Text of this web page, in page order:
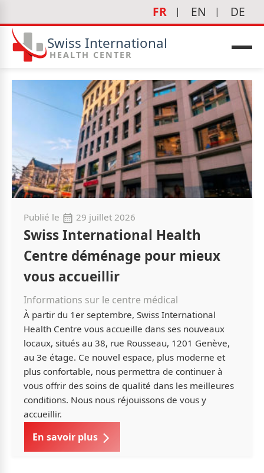
FR EN DE
Swiss International
HEALTH CENTER
Publié le 29 juillet 2026
Swiss International Health
Centre déménage pour mieux
vous accueillir
Informations sur le centre médical
À partir du 1er septembre, Swiss International
Health Centre vous accueille dans ses nouveaux
locaux, situés au 38, rue Rousseau, 1201 Genève,
au 3e étage. Ce nouvel espace, plus moderne et
plus confortable, nous permettra de continuer à
vous offrir des soins de qualité dans les meilleures
conditions. Nous nous réjouissons de vous y
accueillir.
En savoir plus